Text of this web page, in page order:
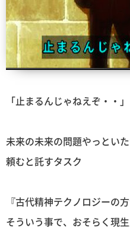
「止まるんじゃねえぞ・・」
未来の未来の問題やっとい
頼むと託すタスク
『古代精神テクノロジーの
そういう事で、おそらく現